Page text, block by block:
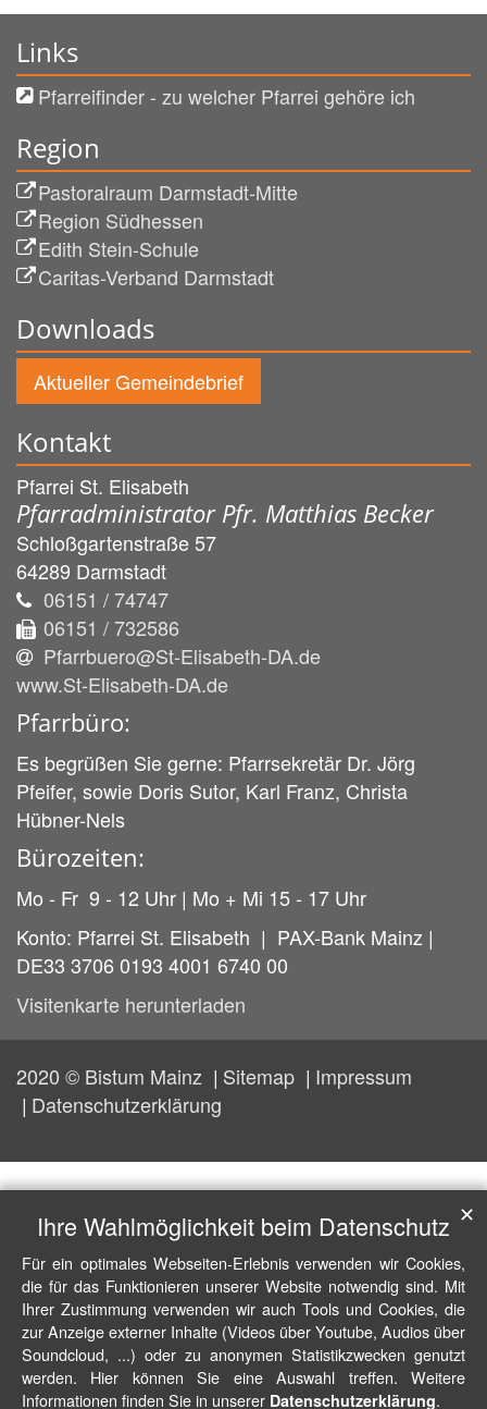
Links
Pfarreifinder - zu welcher Pfarrei gehöre ich
Region
Pastoralraum Darmstadt-Mitte
Region Südhessen
Edith Stein-Schule
Caritas-Verband Darmstadt
Downloads
Aktueller Gemeindebrief
Kontakt
Pfarrei St. Elisabeth
Pfarradministrator Pfr. Matthias Becker
Schloßgartenstraße 57
64289 Darmstadt
06151 / 74747
06151 / 732586
Pfarrbuero@St-Elisabeth-DA.de
www.St-Elisabeth-DA.de
Pfarrbüro:
Es begrüßen Sie gerne: Pfarrsekretär Dr. Jörg
Pfeifer, sowie Doris Sutor, Karl Franz, Christa
Hübner-Nels
Bürozeiten:
Mo - Fr 9 - 12 Uhr | Mo + Mi 15 - 17 Uhr
Konto: Pfarrei St. Elisabeth | PAX-Bank Mainz |
DE33 3706 0193 4001 6740 00
Visitenkarte herunterladen
2020 © Bistum Mainz Sitemap
Impressum
Datenschutzerklärung
Ihre Wahlmöglichkeit beim Datenschutz
Für ein optimales Webseiten-Erlebnis verwenden wir Cookies,
die für das Funktionieren unserer Website notwendig sind. Mit
Ihrer Zustimmung verwenden wir auch Tools und Cookies, die
zur Anzeige externer Inhalte (Videos über Youtube, Audios über
Soundcloud, ...) oder zu anonymen Statistikzwecken genutzt
werden. Hier können Sie eine Auswahl treffen. Weitere
Informationen finden Sie in unserer Datenschutzerklärung.
✕